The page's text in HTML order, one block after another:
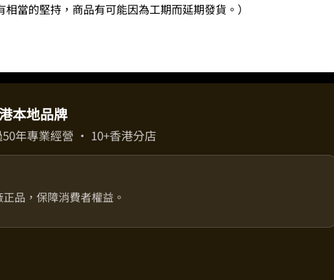
當的堅持，商品有可能因為工期而延期發貨。）
本地品牌
年專業經營 · 10+香港分店
品，保障消費者權益。